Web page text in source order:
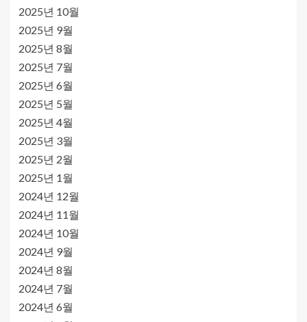
2025년 10월
2025년 9월
2025년 8월
2025년 7월
2025년 6월
2025년 5월
2025년 4월
2025년 3월
2025년 2월
2025년 1월
2024년 12월
2024년 11월
2024년 10월
2024년 9월
2024년 8월
2024년 7월
2024년 6월